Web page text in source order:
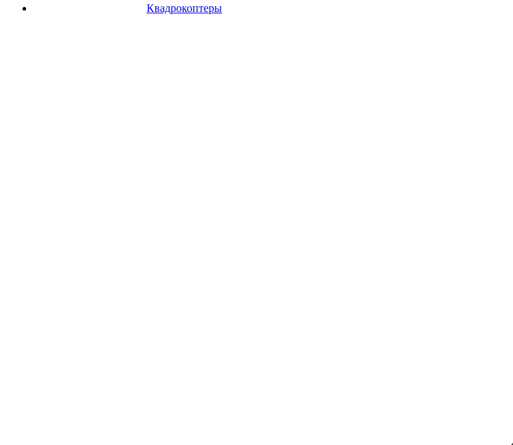
Квадрокоптеры